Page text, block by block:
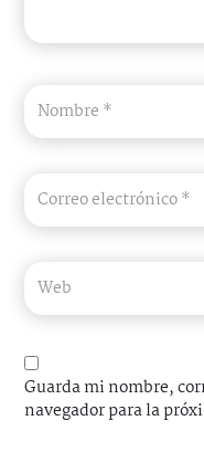
Guarda mi nombre,
navegador para la